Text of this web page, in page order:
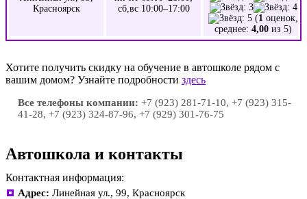
Красноярск
сб,вс 10:00–17:00
(1 оценок,
среднее: 4,00 из 5)
Хотите получить скидку на обучение в автошколе рядом с
вашим домом? Узнайте подробности здесь
Все телефоны компании: +7 (923) 281-71-10, +7 (923) 315-
41-28, +7 (923) 324-87-96, +7 (929) 301-76-75
Автошкола и контакты
Контактная информация:
Адрес: Линейная ул., 99, Красноярск